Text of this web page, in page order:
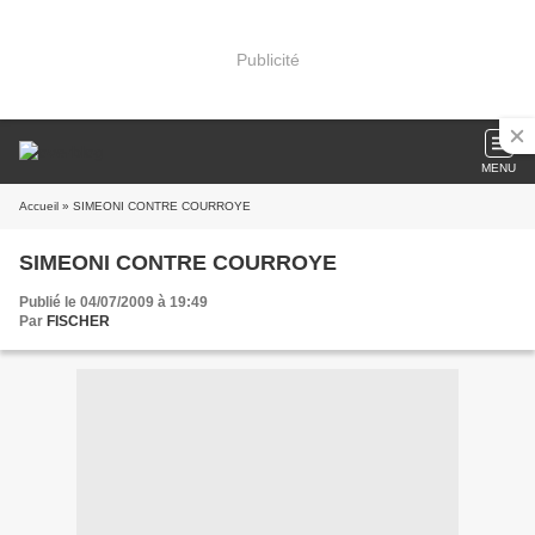
Publicité
MENU
Accueil » SIMEONI CONTRE COURROYE
SIMEONI CONTRE COURROYE
Publié le 04/07/2009 à 19:49
Par FISCHER